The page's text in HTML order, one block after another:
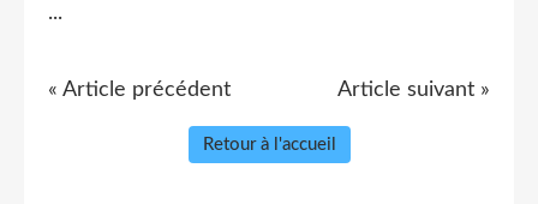
...
« Article précédent Article suivant »
Retour à l'accueil